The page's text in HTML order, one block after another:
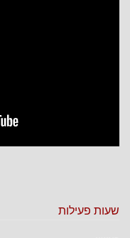
שעות פעילות